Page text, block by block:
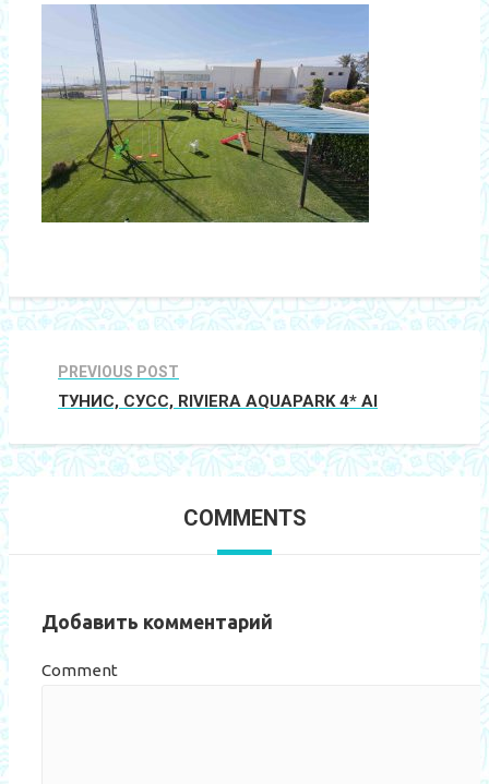
PREVIOUS POST
ТУНИС, СУСС, RIVIERA AQUAPARK 4* AI
COMMENTS
Добавить комментарий
Comment